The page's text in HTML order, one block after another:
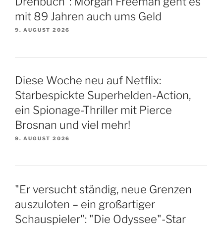
mit 89 Jahren auch ums Geld
9. AUGUST 2026
Diese Woche neu auf Netflix:
Starbespickte Superhelden-Action,
ein Spionage-Thriller mit Pierce
Brosnan und viel mehr!
9. AUGUST 2026
"Er versucht ständig, neue Grenzen
auszuloten – ein großartiger
Schauspieler": "Die Odyssee"-Star